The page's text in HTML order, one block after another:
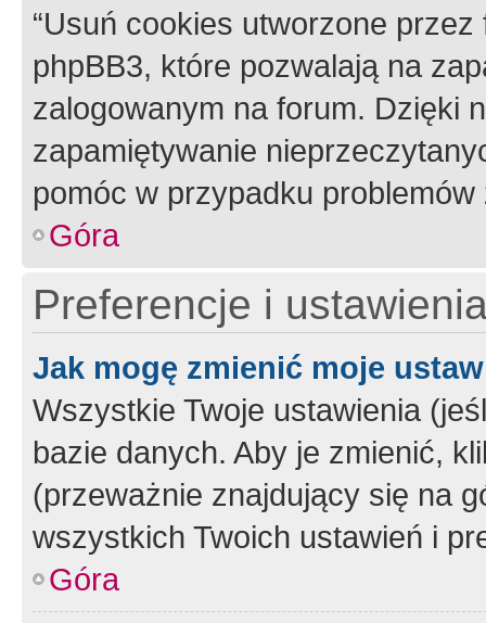
“Usuń cookies utworzone
phpBB3, które pozwalają na
zalogowanym na forum. Dzięki
zapamiętywanie
pomóc w przypadku
Góra
Preferencje i
Jak mogę zmienić moje
Wszystkie Twoje ustawienia
bazie danych. Aby je zmienić,
(przeważnie znajdujący się na
wszystkich Twoich ustawień i
Góra